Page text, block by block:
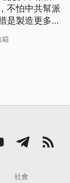
不怕中共幫派
是製造更多兩
為」的要件。
箱
社會